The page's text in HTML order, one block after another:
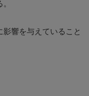
影響を与えていること